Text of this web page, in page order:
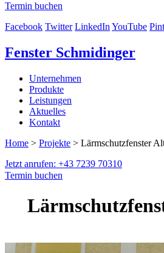
Termin buchen
Facebook Twitter LinkedInYouTube
Fenster Schmidinger
Unternehmen
Produkte
Leistungen
Aktuelles
Kontakt
Home > Projekte > Lärmschutzfenster
Jetzt anrufen: +43 7239 70310
Termin buchen